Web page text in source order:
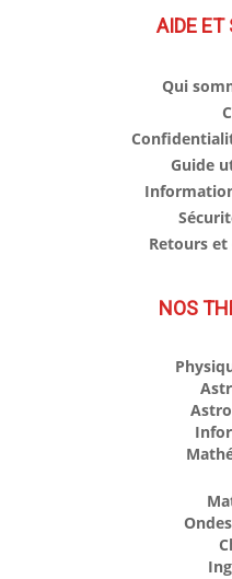
AIDE ET
Qui
Guide
Retours
NOS